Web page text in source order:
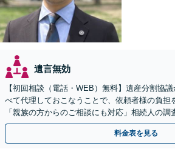
遺言無効
【初回相談（電話・WEB）無料】遺産分割協
べて代理しておこなうことで、依頼者様の負担
「親族の方からのご相談にも対応」相続人の調
込み【東京都在住以外の方も対応】
料金表を見る